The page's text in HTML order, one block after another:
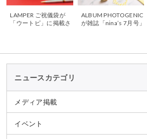
LAMPER ご祝儀袋が
「ウートピ」に掲載さ
ALBUM PHOTOGENIC
が雑誌「nina’s 7月号」
ニュースカテゴリ
メディア掲載
イベント